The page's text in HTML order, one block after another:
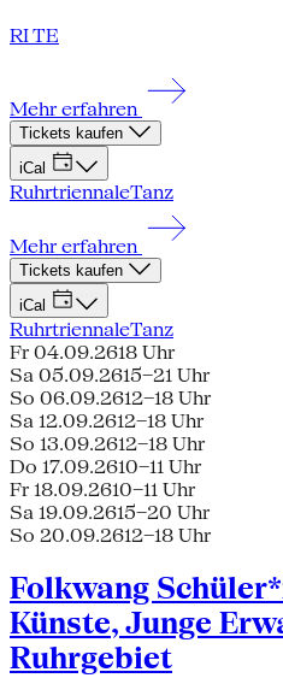
RI TE
Mehr erfahren
Tickets kaufen
iCal
RuhrtriennaleTanz
Mehr erfahren
Tickets kaufen
iCal
RuhrtriennaleTanz
Fr 04.09.2618 Uhr
Sa 05.09.2615–21 Uhr
So 06.09.2612–18 Uhr
Sa 12.09.2612–18 Uhr
So 13.09.2612–18 Uhr
Do 17.09.2610–11 Uhr
Fr 18.09.2610–11 Uhr
Sa 19.09.2615–20 Uhr
So 20.09.2612–18 Uhr
Folkwang
Künste, Junge
Ruhrgebiet